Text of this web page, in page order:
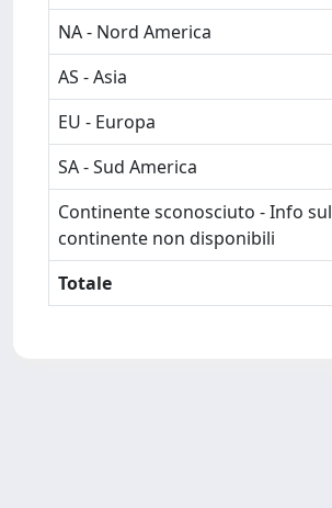
NA - Nord America
AS - Asia
EU - Europa
SA - Sud America
Continente sconosciuto - Info sul
continente non disponibili
Totale